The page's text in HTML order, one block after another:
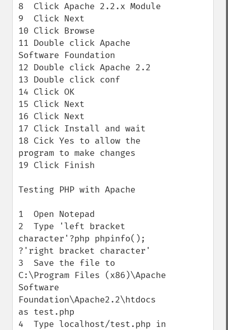
8  Click Apache 2.2.x Module
9  Click Next
10 Click Browse
11 Double click Apache
Software Foundation
12 Double click Apache 2.2
13 Double click conf
14 Click OK
15 Click Next
16 Click Next
17 Click Install and wait
18 Cick Yes to allow the
program to make changes
19 Click Finish
Testing PHP with Apache
1  Open Notepad
2  Type 'left bracket
character'?php phpinfo();
?'right bracket character'
3  Save the file to
C:\Program Files (x86)\Apache
Software
Foundation\Apache2.2\htdocs
as test.php
4  Type localhost/test.php in